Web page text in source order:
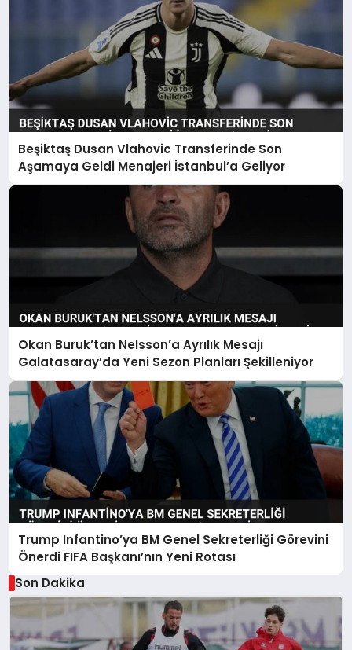
Beşiktaş Dusan Vlahovic Transferinde Son
Aşamaya Geldi Menajeri İstanbul’a Geliyor
Okan Buruk’tan Nelsson’a Ayrılık Mesajı
Galatasaray’da Yeni Sezon Planları Şekilleniyor
Trump Infantino’ya BM Genel Sekreterliği Görevini
Önerdi FIFA Başkanı’nın Yeni Rotası
Son Dakika